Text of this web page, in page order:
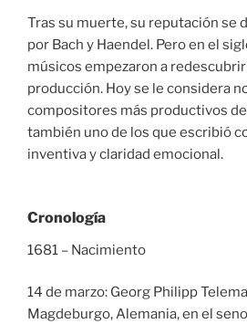
Tras su muerte, su reputación se
por Bach y Haendel. Pero en el
músicos empezaron a
producción. Hoy se le considera
compositores más productivos
también uno de los que escribió
inventiva y claridad emocional.
Cronología
1681 – Nacimiento
14 de marzo: Georg Philipp
Magdeburgo, Alemania, en el